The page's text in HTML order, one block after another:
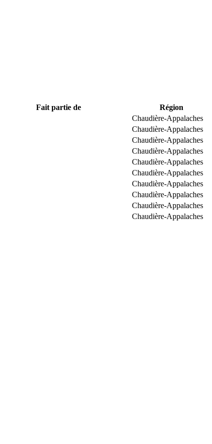
Fait partie de Région
Chaudière-Appalaches
Chaudière-Appalaches
Chaudière-Appalaches
Chaudière-Appalaches
Chaudière-Appalaches
Chaudière-Appalaches
Chaudière-Appalaches
Chaudière-Appalaches
Chaudière-Appalaches
Chaudière-Appalaches